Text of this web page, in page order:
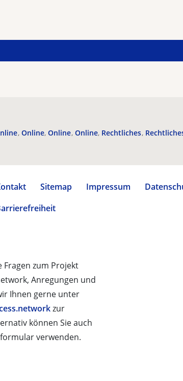
Online Online Online Rechtliches
Sitemap Impressum
Fragen zum Projekt
Anregungen und
Ihnen gerne unter
zur
können Sie auch
verwenden.